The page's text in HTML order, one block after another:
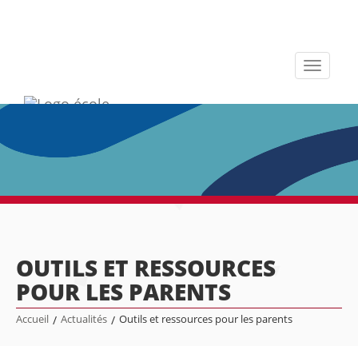
Toggle
OUTILS ET RESSOURCES
POUR LES PARENTS
Accueil / Actualités / Outils et ressources pour les parents